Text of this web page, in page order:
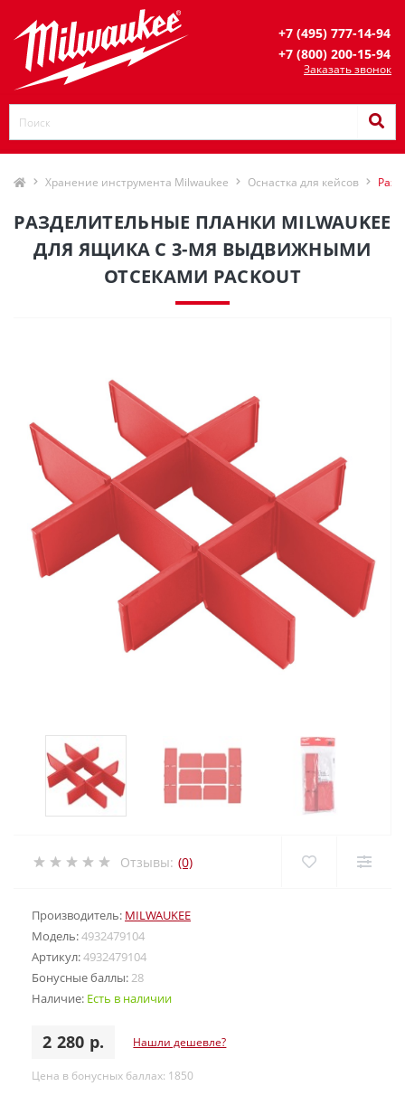
+7 (495) 777-14-94
+7 (800) 200-15-94
Заказать звонок
Хранение инструмента Milwaukee Оснастка для кейсов
РАЗДЕЛИТЕЛЬНЫЕ ПЛАНКИ MILWAUKEE
ДЛЯ ЯЩИКА С 3-МЯ ВЫДВИЖНЫМИ
ОТСЕКАМИ PACKOUT
Отзывы: (0)
Производитель: MILWAUKEE
Модель:4932479104
Артикул:4932479104
Бонусные баллы:28
Наличие: Есть в наличии
2 280 р. Нашли дешевле?
Цена в бонусных баллах: 1850